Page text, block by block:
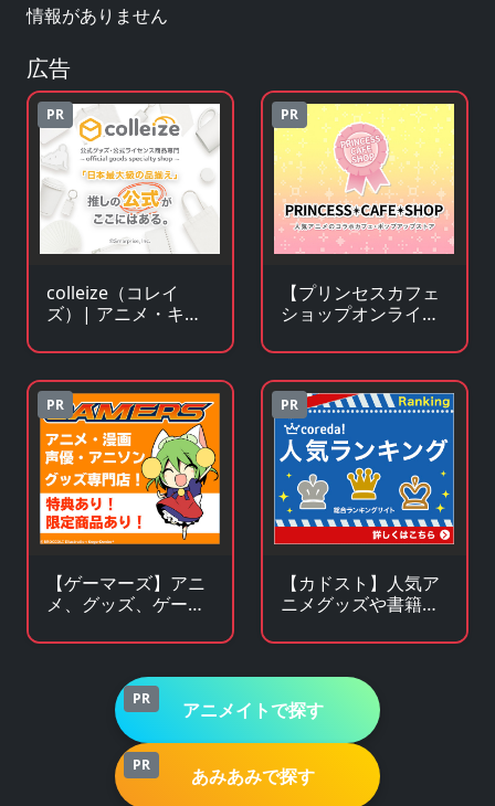
情報がありません
広告
PR
colleize（コレイ
ズ）| アニメ・キャ
ズ・公式ライセンス
商品専門サイト
PR
【プリンセスカフェ
ショップオンライ
クターグッズの通販
サイト
PR
【ゲーマーズ】アニ
メ、グッズ、ゲー
ア多数販売のチェー
PR
【カドスト】人気ア
ニメグッズや書籍の
ラインストア
PR アニメイトで探す
PR あみあみで探す